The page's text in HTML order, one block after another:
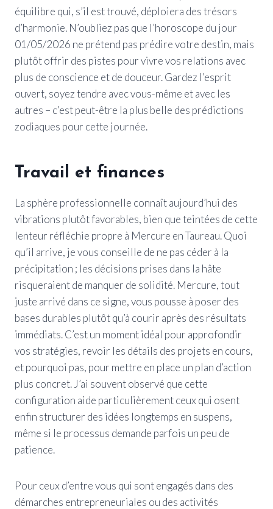
équilibre qui, s’il est trouvé, déploiera des trésors
d’harmonie. N’oubliez pas que l’horoscope du jour
01/05/2026 ne prétend pas prédire votre destin, mais
plutôt offrir des pistes pour vivre vos relations avec
plus de conscience et de douceur. Gardez l’esprit
ouvert, soyez tendre avec vous-même et avec les
autres – c’est peut-être la plus belle des prédictions
zodiaques pour cette journée.
Travail et finances
La sphère professionnelle connaît aujourd’hui des
vibrations plutôt favorables, bien que teintées de cette
lenteur réfléchie propre à Mercure en Taureau. Quoi
qu’il arrive, je vous conseille de ne pas céder à la
précipitation ; les décisions prises dans la hâte
risqueraient de manquer de solidité. Mercure, tout
juste arrivé dans ce signe, vous pousse à poser des
bases durables plutôt qu’à courir après des résultats
immédiats. C’est un moment idéal pour approfondir
vos stratégies, revoir les détails des projets en cours,
et pourquoi pas, pour mettre en place un plan d’action
plus concret. J’ai souvent observé que cette
configuration aide particulièrement ceux qui osent
enfin structurer des idées longtemps en suspens,
même si le processus demande parfois un peu de
patience.
Pour ceux d’entre vous qui sont engagés dans des
démarches entrepreneuriales ou des activités